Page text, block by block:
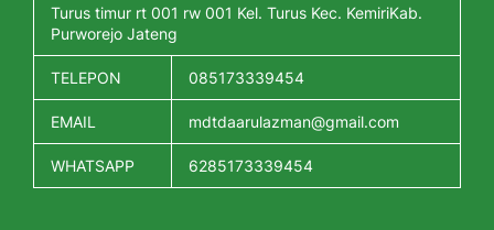
Turus timur rt 001 rw 001 Kel. Turus Kec. KemiriKab.
Purworejo Jateng
TELEPON 085173339454
EMAIL mdtdaarulazman@gmail.com
WHATSAPP 6285173339454